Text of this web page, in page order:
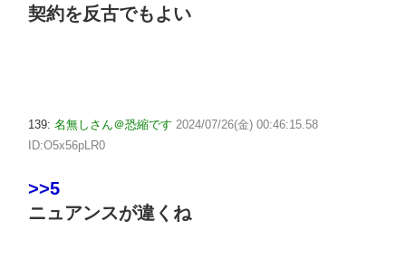
契約を反古でもよい
139: 名無しさん＠恐縮です 2024/07/26(金) 00:46:15.58
ID:O5x56pLR0
>>5
ニュアンスが違くね